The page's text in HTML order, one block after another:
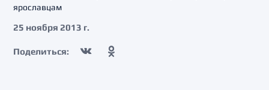
ярославцам
25 ноября 2013 г.
Поделиться: